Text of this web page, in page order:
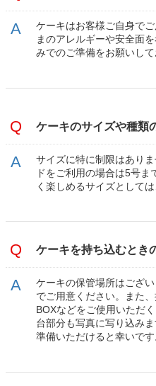
ケーキはお客様ご自身で
まのアレルギーや安全面
みでのご準備をお願いして
ケーキのサイズや種類
サイズに特に制限はあり
ドをご利用の場合は5号
く楽しめるサイズとして
ケーキを持ち込むとき
ケーキの保管場所はござ
でご用意ください。また
BOXなどをご使用いただ
台部分も写真に写り込み
準備いただけると幸いです